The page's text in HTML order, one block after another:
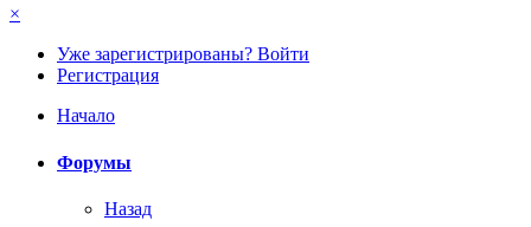
×
Уже зарегистрированы? Войти
Регистрация
Начало
Форумы
Назад